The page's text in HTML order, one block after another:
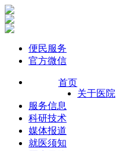
便民服务
官方微信
首页
关于医院
服务信息
科研技术
媒体报道
就医须知